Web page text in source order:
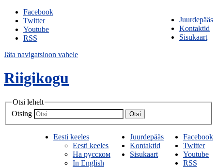
Juurdepääs
Kontaktid
Sisukaart
Facebook
Twitter
Youtube
RSS
Jäta navigatsioon vahele
Riigikogu
Otsi lehelt
Otsing
Otsi
Facebook
Twitter
Youtube
RSS
Juurdepääs
Kontaktid
Sisukaart
Eesti keeles
Eesti keeles
На русском
In English